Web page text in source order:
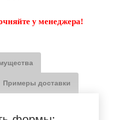
у менеджера!
Примеры доставки